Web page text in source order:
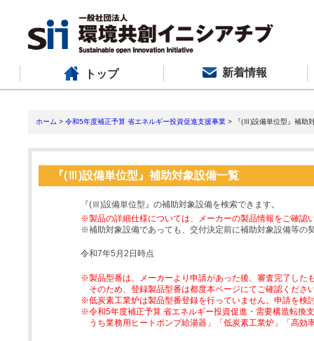
トップ 新着情報
ホーム > 令和5年度補正予算 省エネルギー投資促進支援事業 > 『(Ⅲ)設備単位型』補助
『(Ⅲ)設備単位型』補助対象設備一覧
『(Ⅲ)設備単位型』の補助対象設備を検索できます。
※製品の詳細仕様については、メーカーの製品情報をご確認
※補助対象設備であっても、交付決定前に補助対象設備等の
令和7年5月2日時点
※製品型番は、メーカーより申請があった後、審査完了した
そのため、登録製品型番は都度本ページにてご確認くださ
※低炭素工業炉は製品型番登録を行っていません。申請を検
※令和5年度補正予算 省エネルギー投資促進・需要構造転換
うち業務用ヒートポンプ給湯器」「低炭素工業炉」「高